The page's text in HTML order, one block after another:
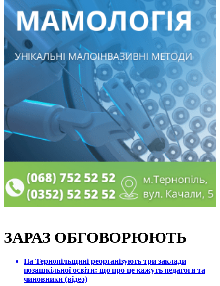
ЗАРАЗ ОБГОВОРЮЮТЬ
На Тернопільщині реорганізують три заклади
позашкільної освіти: що про це кажуть педагоги та
чиновники (відео)